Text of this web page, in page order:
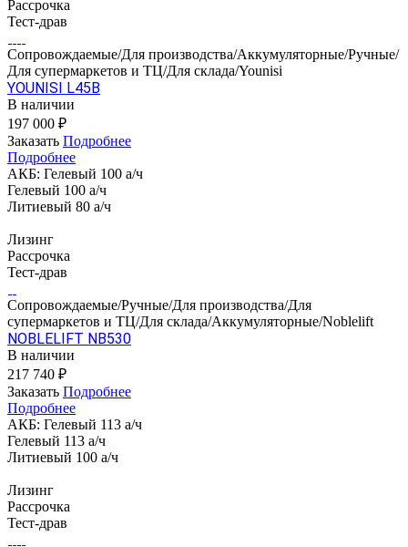
Рассрочка
Тест-драв
Сопровождаемые/Для производства/Аккумуляторные/Ручные/
Для супермаркетов и ТЦ/Для склада/Younisi
YOUNISI L45B
В наличии
197 000 ₽
Заказать Подробнее
Подробнее
АКБ: Гелевый 100 а/ч
Гелевый 100 а/ч
Литиевый 80 а/ч
Лизинг
Рассрочка
Тест-драв
Сопровождаемые/Ручные/Для производства/Для
супермаркетов и ТЦ/Для склада/Аккумуляторные/Noblelift
NOBLELIFT NB530
В наличии
217 740 ₽
Заказать Подробнее
Подробнее
АКБ: Гелевый 113 а/ч
Гелевый 113 а/ч
Литиевый 100 а/ч
Лизинг
Рассрочка
Тест-драв